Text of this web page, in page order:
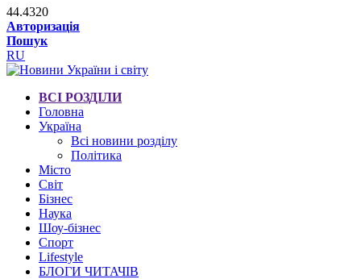
44.4320
Авторизація
Пошук
RU
ВСІ РОЗДІЛИ
Головна
Україна
Всі новини розділу
Політика
Місто
Світ
Бізнес
Наука
Шоу-бізнес
Спорт
Lifestyle
БЛОГИ ЧИТАЧІВ